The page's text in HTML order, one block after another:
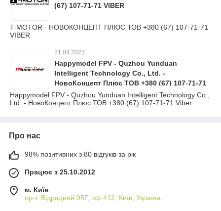
(67) 107-71-71 VIBER
T-MOTOR - НОВОКОНЦЕПТ ПЛЮС ТОВ +380 (67) 107-71-71
VIBER
21.04.2023
Happymodel FPV - Quzhou Yunduan
Intelligent Technology Co., Ltd. -
НовоКонцепт Плюс ТОВ +380 (67) 107-71-71
Viber
Happymodel FPV - Quzhou Yunduan Intelligent Technology Co.,
Ltd. - НовоКонцепт Плюс ТОВ +380 (67) 107-71-71 Viber
Про нас
98% позитивних з 80 відгуків за рік
Працює з 25.10.2012
м. Київ
пр-т. Відрадний 95Г, оф.412, Київ, Україна